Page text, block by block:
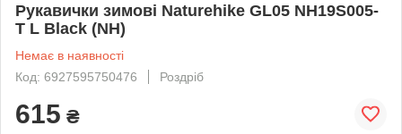
Рукавички зимові Naturehike GL05 NH19S005-
T L Black (NH)
Немає в наявності
Код: 6927595750476
Роздріб
615 ₴